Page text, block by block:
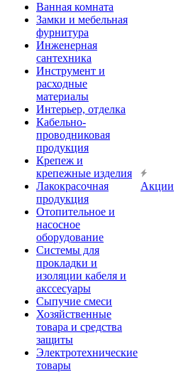
Ванная комната
Замки и мебельная
фурнитура
Инженерная
сантехника
Инструмент и
расходные
материалы
Интерьер, отделка
Кабельно-
проводниковая
продукция
Крепеж и
крепежные изделия
Лакокрасочная
продукция
Отопительное и
насосное
оборудование
Системы для
прокладки и
изоляции кабеля и
акссесуары
Сыпучие смеси
Хозяйственные
товара и средства
защиты
Электротехнические
товары
Акции